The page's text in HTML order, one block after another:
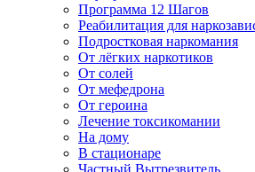
Программа 12 Шагов
Реабилитация для
Подростковая наркомания
От лёгких наркотиков
От солей
От мефедрона
От героина
Лечение токсикомании
На дому
В стационаре
Частный Вытрезвитель